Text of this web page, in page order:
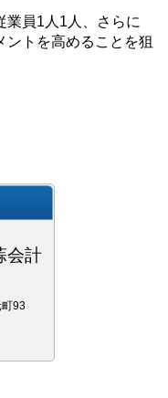
業員1 人 1 人、さらに
ントを高めることを狙
会計
93